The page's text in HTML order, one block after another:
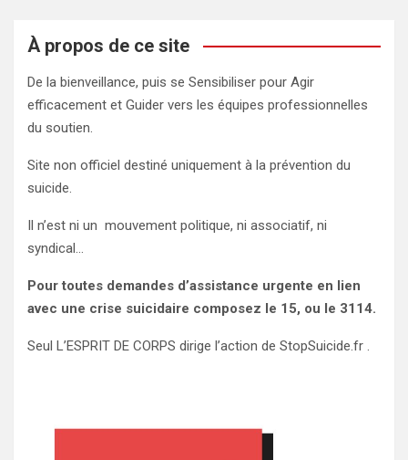
À propos de ce site
De la bienveillance, puis se Sensibiliser pour Agir
efficacement et Guider vers les équipes professionnelles
du soutien.
Site non officiel destiné uniquement à la prévention du
suicide.
Il n’est ni un mouvement politique, ni associatif, ni
syndical…
Pour toutes demandes d’assistance urgente en lien
avec une crise suicidaire composez le 15, ou le 3114.
Seul L’ESPRIT DE CORPS dirige l’action de StopSuicide.fr .